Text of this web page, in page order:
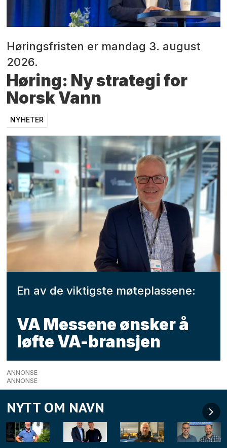
Høringsfristen er mandag 3. august
2026.
Høring: Ny strategi for
Norsk Vann
NYHETER
En av de viktigste møteplassene:
VA Messene ønsker å
løfte VA-bransjen
ANNONSE
ANNONSE
NYTT OM NAVN